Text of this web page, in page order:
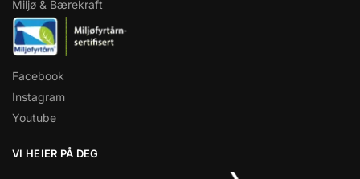
Miljø & Bærekraft
Facebook
Instagram
Youtube
VI HEIER PÅ DEG